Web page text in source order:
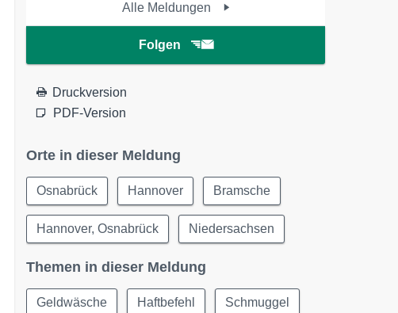
Alle Meldungen
Folgen
Druckversion
PDF-Version
Orte in dieser Meldung
Osnabrück Hannover Bramsche
Hannover, Osnabrück Niedersachsen
Themen in dieser Meldung
Geldwäsche Haftbefehl Schmuggel